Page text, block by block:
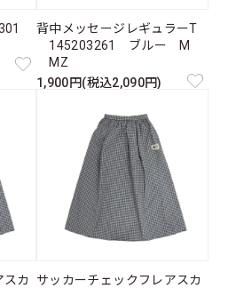
背中メッセージレギュラーT
145203261 ブルー M
MZ
1,900円(税込2,090円)
カ
サッカーチェックフレアスカ